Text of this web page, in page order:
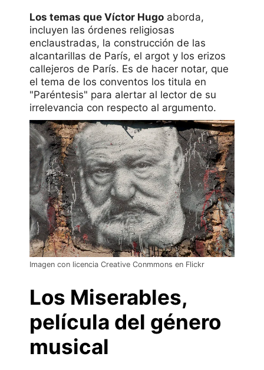
Los temas que Víctor Hugo aborda,
incluyen las órdenes religiosas
enclaustradas, la construcción de las
alcantarillas de París, el argot y los erizos
callejeros de París. Es de hacer notar, que
el tema de los conventos los titula en
"Paréntesis" para alertar al lector de su
irrelevancia con respecto al argumento.
Imagen con licencia Creative Conmmons en Flickr
Los Miserables,
película del género
musical